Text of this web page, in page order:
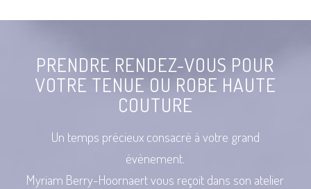
PRENDRE RENDEZ-VOUS POUR
VOTRE TENUE OU ROBE HAUTE
COUTURE
Un temps précieux consacré à votre grand
évènement.
Myriam Berry-Hoornaert vous reçoit dans son atelier